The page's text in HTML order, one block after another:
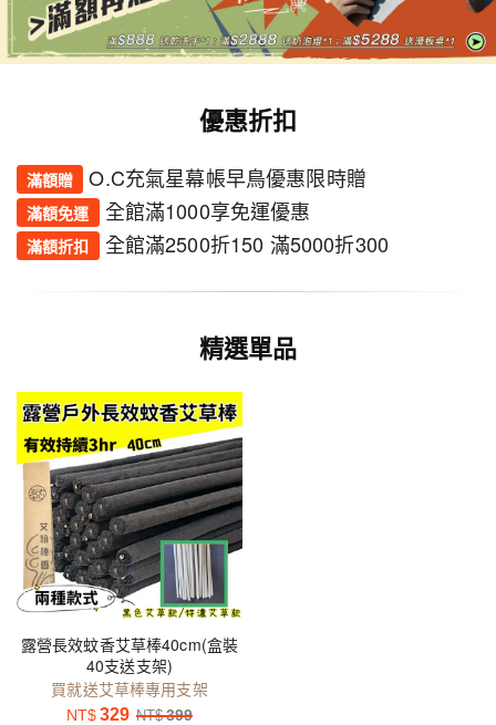
小
小志
2026-07-24
★★★★★
已購會員
飛
2026-08-01
使用過好幾次，穩定性好，安全感滿分！
優惠折扣
滿額贈 O.C充氣星幕帳早鳥優惠限時贈
滿額免運 全館滿1000享免運優惠
滿額折扣 全館滿2500折150 滿5000折300
精選單品
露營長效蚊香艾草棒40cm(盒裝
40支送支架)
買就送艾草棒專用支架
NT$329 NT$ 399